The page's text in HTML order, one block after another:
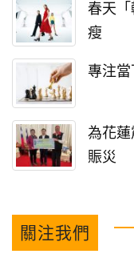
春天
瘦
專注
為花
賑災
關注我們